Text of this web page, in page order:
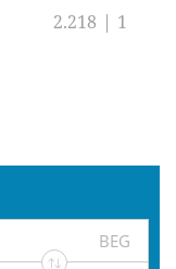
2.218 | 1
BEG